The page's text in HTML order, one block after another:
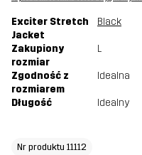
Exciter Stretch
Jacket
Black
Zakupiony
rozmiar
L
Zgodność z
rozmiarem
Idealna
Długość Idealny
Nr produktu 11112